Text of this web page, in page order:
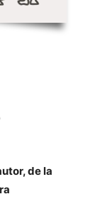
de la